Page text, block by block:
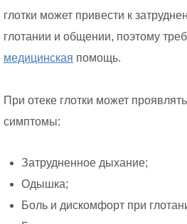
глотки может привести к
глотании и общении, поэтому
медицинская помощь.
При отеке глотки может
симптомы:
Затрудненное дыхание;
Одышка;
Боль и дискомфорт при